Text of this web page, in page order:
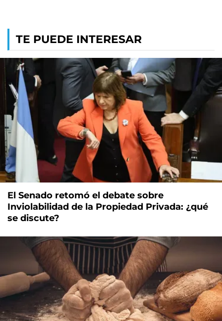
TE PUEDE INTERESAR
El Senado retomó el debate sobre
Inviolabilidad de la Propiedad Privada: ¿qué
se discute?